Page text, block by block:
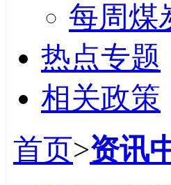
每周煤
热点专题
相关政策
首页>资讯